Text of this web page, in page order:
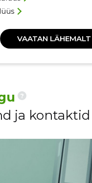
VAATAN LÄHEMALT
?
ja kontaktid